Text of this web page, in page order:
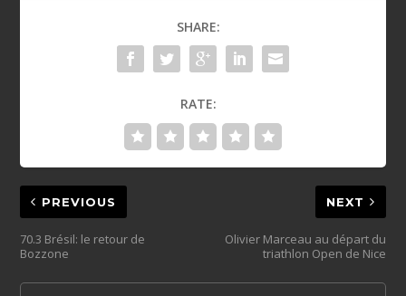
SHARE:
RATE:
PREVIOUS
70.3 Brésil: le retour de
Bozzone
NEXT
Olivier Marceau au départ du
triathlon Open de Nice